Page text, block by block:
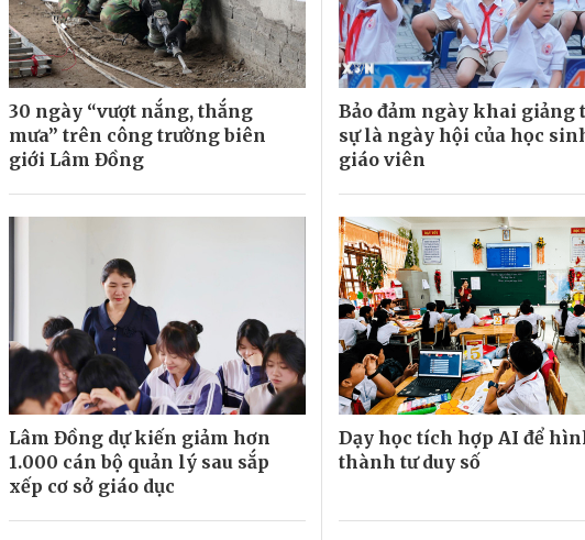
30 ngày “vượt nắng, thắng
mưa” trên công trường biên
giới Lâm Đồng
Bảo đảm ngày khai giảng
sự là ngày hội của học
giáo viên
Lâm Đồng dự kiến giảm hơn
1.000 cán bộ quản lý sau sắp
xếp cơ sở giáo dục
Dạy học tích hợp AI để
thành tư duy số